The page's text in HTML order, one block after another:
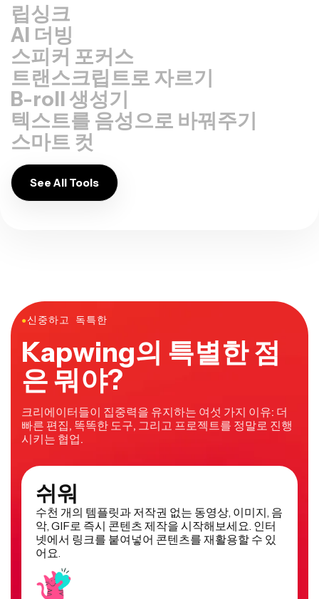
립싱크
AI 더빙
스피커 포커스
트랜스크립트로 자르기
B-roll 생성기
텍스트를 음성으로 바꿔주기
스마트 컷
See All Tools
●신중하고 독특한
Kapwing의 특별한 점
은 뭐야?
크리에이터들이 집중력을 유지하는 여섯 가지 이유: 더
빠른 편집, 똑똑한 도구, 그리고 프로젝트를 정말로 진행
시키는 협업.
쉬워
수천 개의 템플릿과 저작권 없는 동영상, 이미지, 음
악, GIF로 즉시 콘텐츠 제작을 시작해보세요. 인터
넷에서 링크를 붙여넣어 콘텐츠를 재활용할 수 있
어요.